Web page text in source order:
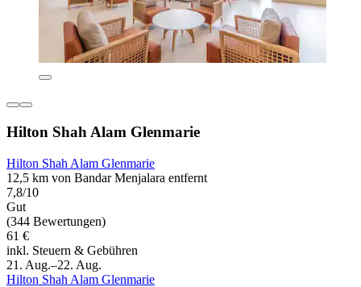
Hilton Shah Alam Glenmarie
Hilton Shah Alam Glenmarie
12,5 km von Bandar Menjalara entfernt
7,8/10
Gut
(344 Bewertungen)
61 €
inkl. Steuern & Gebühren
21. Aug.–22. Aug.
Hilton Shah Alam Glenmarie